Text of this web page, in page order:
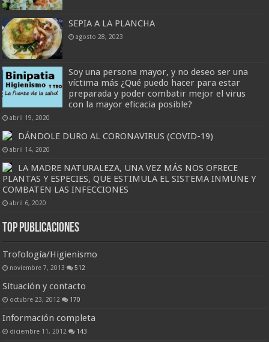
SEPIA A LA PLANCHA
agosto 28, 2023
Soy una persona mayor, y no deseo ser una
víctima más ¿Qué puedo hacer para estar
preparada y poder combatir mejor el virus
con la mayor eficacia posible?
abril 19, 2020
DÁNDOLE DURO AL CORONAVIRUS (COVID-19)
abril 14, 2020
LA MADRE NATURALEZA, UNA VEZ MÁS NOS OFRECE
PLANTAS Y ESPECIES, QUE ESTIMULA EL SISTEMA INMUNE Y
COMBATEN LAS INFECCIONES
abril 6, 2020
Top Publicaciones
Trofología/Higienismo
noviembre 7, 2013 512
Situación y contacto
octubre 23, 2012 170
Información completa
diciembre 11, 2012 143